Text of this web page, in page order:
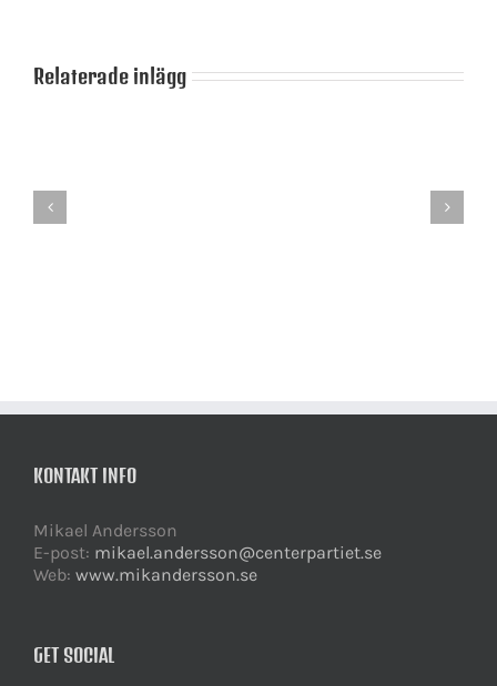
Relaterade inlägg
KONTAKT INFO
Mikael Andersson
E-post: mikael.andersson@centerpartiet.se
Web: www.mikandersson.se
GET SOCIAL